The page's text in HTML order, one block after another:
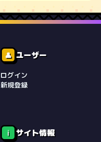
👤 ユーザー
ログイン
新規登録
ℹ️ サイト情報